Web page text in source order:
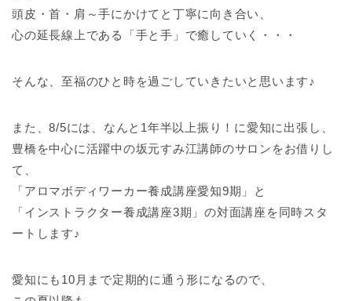
頭皮・首・肩～手にかけてと丁寧に向き合い、
心の延長線上である「手と手」で癒していく・・・
そんな、至福のひと時を過ごしていきたいと思います♪
また、8/5には、なんと1年半以上振り！に愛知に出張し、
豊橋を中心に活躍中の坂元すみ江講師のサロンをお借りし
て、
「アロマボディワーカー養成講座愛知9期」と
「インストラクター養成講座3期」の対面講座を同時スタ
ートします♪
愛知にも10月まで定期的に通う形になるので、